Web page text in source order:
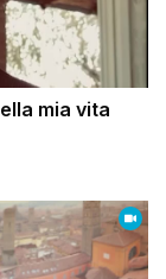
mia vita